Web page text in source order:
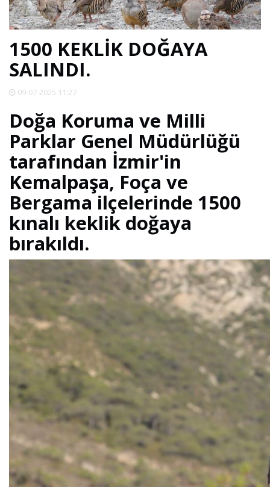
SPOR
DÜNYA
VİDEO
GALERİ
YAZARLAR
RESMİ
REKLAMLAR
1500 KEKLİK DOĞAYA
SALINDI.
09-07-2025 11:27
Doğa Koruma ve Milli
Parklar Genel Müdürlüğü
tarafından İzmir'in
Kemalpaşa, Foça ve
Bergama ilçelerinde 1500
kınalı keklik doğaya
bırakıldı.